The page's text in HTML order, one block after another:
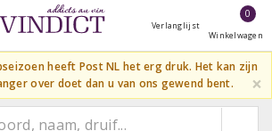
Verlanglijst
0
Winkelwagen
heeft Post NL het erg druk. Het kan zijn
over doet dan u van ons gewend bent.
×